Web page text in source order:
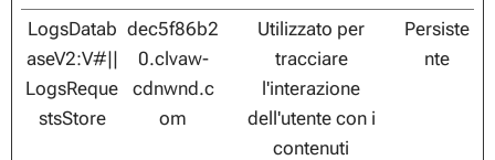
LogsDatab
aseV2:V#||
LogsReque
stsStore
dec5f86b2
0.clvaw-
cdnwnd.c
om
Utilizzato per
tracciare
l'interazione
dell'utente con i
contenuti
Persiste
nte